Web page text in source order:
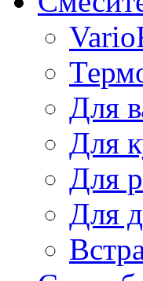
Для
Для
Для
Для